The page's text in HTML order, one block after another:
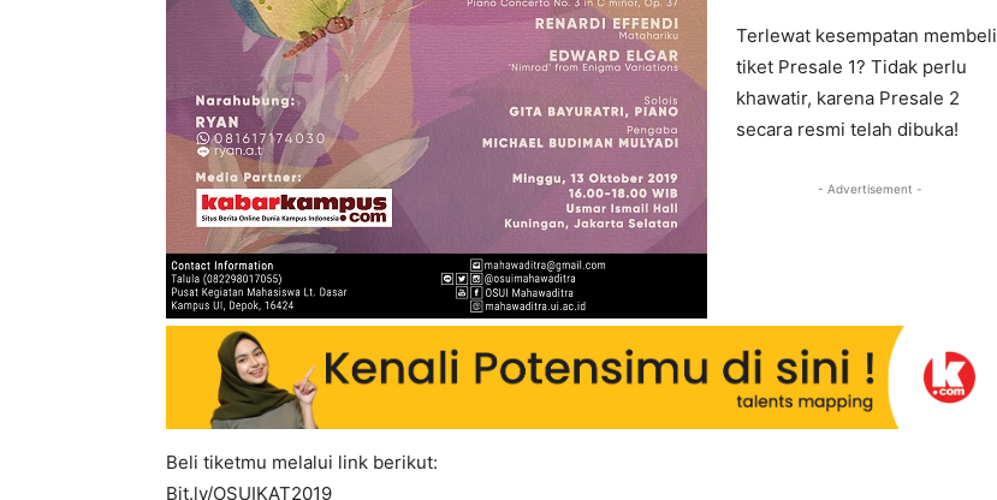
Terlewat kesempatan membeli
tiket Presale 1? Tidak perlu
khawatir, karena Presale 2
secara resmi telah dibuka!
- Advertisement -
Beli tiketmu melalui link berikut:
Bit.ly/OSUIKAT2019